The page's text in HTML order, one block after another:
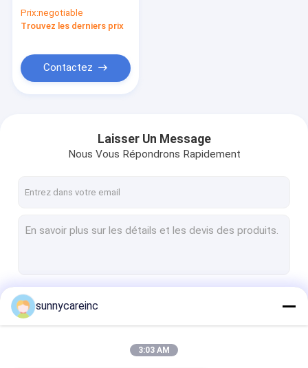
poudre d'extrait de
racine de Tongkat Ali
Prix:negotiable
Trouvez les derniers prix
Contactez
Laisser Un Message
Nous Vous Répondrons Rapidement
sunnycareinc
3:03 AM